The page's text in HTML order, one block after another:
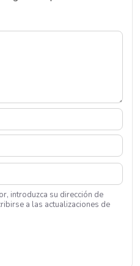
introduzca su dirección de
a las actualizaciones de